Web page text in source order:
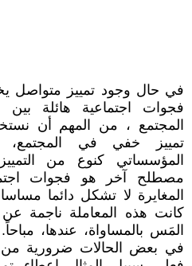
في حال وجود تمييز متواصل
فجوات اجتماعية هائلة
المجتمع ، من المهم أن
تمييز خفي في المجتمع،
المؤسساتي كنوع من
مصطلح آخر هو فجوات
المغايرة لا تشكل دائما
كانت هذه المعاملة ناجمة
المَس بالمساواة، عندها،
في بعض الحالات ضرورية